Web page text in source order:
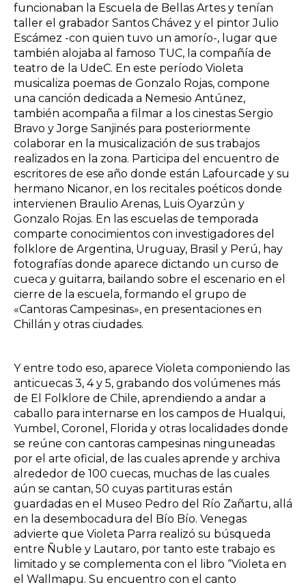
funcionaban la Escuela de Bellas Artes y tenían
taller el grabador Santos Chávez y el pintor Julio
Escámez -con quien tuvo un amorío-, lugar que
también alojaba al famoso TUC, la compañía de
teatro de la UdeC. En este período Violeta
musicaliza poemas de Gonzalo Rojas, compone
una canción dedicada a Nemesio Antúnez,
también acompaña a filmar a los cinestas Sergio
Bravo y Jorge Sanjinés para posteriormente
colaborar en la musicalización de sus trabajos
realizados en la zona. Participa del encuentro de
escritores de ese año donde están Lafourcade y su
hermano Nicanor, en los recitales poéticos donde
intervienen Braulio Arenas, Luis Oyarzún y
Gonzalo Rojas. En las escuelas de temporada
comparte conocimientos con investigadores del
folklore de Argentina, Uruguay, Brasil y Perú, hay
fotografías donde aparece dictando un curso de
cueca y guitarra, bailando sobre el escenario en el
cierre de la escuela, formando el grupo de
«Cantoras Campesinas», en presentaciones en
Chillán y otras ciudades.
Y entre todo eso, aparece Violeta componiendo las
anticuecas 3, 4 y 5, grabando dos volúmenes más
de El Folklore de Chile, aprendiendo a andar a
caballo para internarse en los campos de Hualqui,
Yumbel, Coronel, Florida y otras localidades donde
se reúne con cantoras campesinas ninguneadas
por el arte oficial, de las cuales aprende y archiva
alrededor de 100 cuecas, muchas de las cuales
aún se cantan, 50 cuyas partituras están
guardadas en el Museo Pedro del Río Zañartu, allá
en la desembocadura del Bío Bío. Venegas
advierte que Violeta Parra realizó su búsqueda
entre Ñuble y Lautaro, por tanto este trabajo es
limitado y se complementa con el libro “Violeta en
el Wallmapu. Su encuentro con el canto